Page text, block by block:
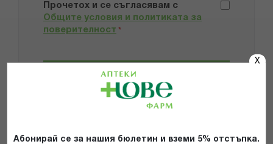
X
Абонирай се за нашия бюлетин и вземи 5% отстъпка.
Прочетох и се съгласявам с
Общите условия и политиката за
поверителност *
ИЗПРАТИ